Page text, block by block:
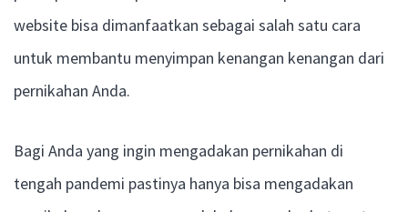
website bisa dimanfaatkan sebagai salah satu cara
untuk membantu menyimpan kenangan kenangan dari
pernikahan Anda.
Bagi Anda yang ingin mengadakan pernikahan di
tengah pandemi pastinya hanya bisa mengadakan